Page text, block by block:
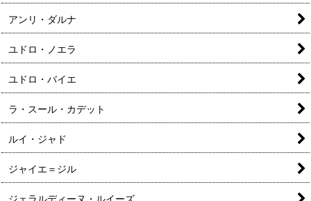
アンリ・ダルナ
ユドロ・ノエラ
ユドロ・バイエ
ラ・スール・カデット
ルイ・ジャド
ジャイエ＝ジル
ジェラルディーヌ・ルイーズ